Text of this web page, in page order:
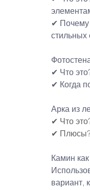
✔ Почему
стильных
✔ Что
✔ Когда
Арка из
✔ Что
✔ Плюсы?
Камин
вариант,